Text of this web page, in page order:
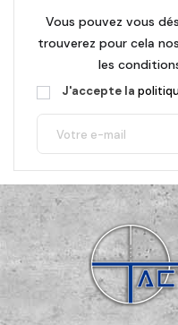
Vous pouvez vous
trouverez pour cela
les
J'accepte la